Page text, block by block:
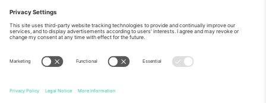
Mexico
Av Chapultepec 360, Roma
Norte, Cuauhtémoc, 06700
Ciudad de México, CDMX,
Mexico
პლატფორმის პროვაიდერის იურიდიული პირი იცვლება